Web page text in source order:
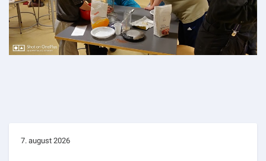
7. august 2026